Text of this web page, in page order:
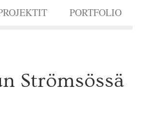
PORTFOLIO
Strömsössä